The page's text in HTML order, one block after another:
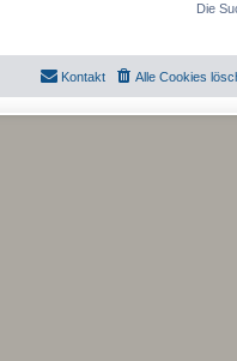
Die
Alle Cookies
Kontakt